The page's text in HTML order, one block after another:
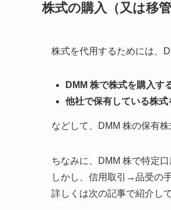
株式の購入（又は移
株式を代用するためには、
DMM 株で株式を購入す
他社で保有している株
などして、DMM 株の保有
ちなみに、DMM 株で特定
しかし、信用取引→品受の
詳しくは次の記事で紹介し